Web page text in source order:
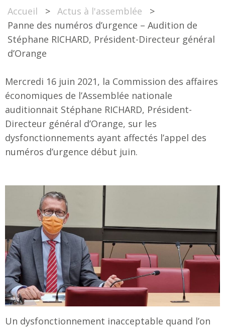
Accueil > Actus à l'assemblée
>
Panne des numéros d’urgence – Audition de
Stéphane RICHARD, Président-Directeur général
d’Orange
Mercredi 16 juin 2021, la Commission des affaires
économiques de l’Assemblée nationale
auditionnait Stéphane RICHARD, Président-
Directeur général d’Orange, sur les
dysfonctionnements ayant affectés l’appel des
numéros d’urgence début juin.
Un dysfonctionnement inacceptable quand l’on